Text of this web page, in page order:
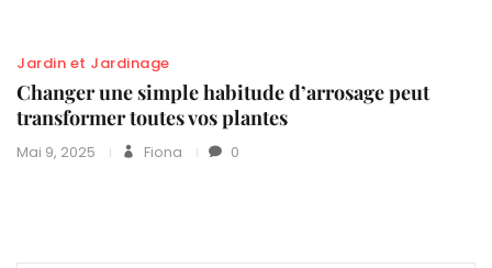
Jardin et Jardinage
Changer une simple habitude d’arrosage peut
transformer toutes vos plantes
Mai 9, 2025 Fiona 0